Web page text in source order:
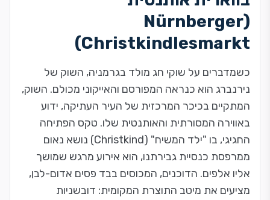
(Nürnberger
Christkindlesmarkt)
כשמדברים על שוקי חג מולד בגרמניה, השוק של
נירנברג הוא כנראה המפורסם והאייקוני מכולם. השוק,
המתקיים בכיכר המרכזית של העיר העתיקה, ידוע
באווירה המסורתית והאותנטית שלו. טקס הפתיחה
החגיגי, בו "ילד המשיח" (Christkind) נושא נאום
ממרפסת כנסיית גבירתנו, הוא אירוע מרגש שמושך
אליו אלפים. הדוכנים, המכוסים בבד פסים אדום-לבן,
מציעים את מיטב התוצרת המקומית: דובשניות